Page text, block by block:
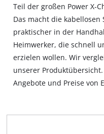
Teil der großen Power
Das macht die
praktischer in der
Heimwerker, die schnell
erzielen wollen. Wir
unserer
Angebote und Preise von